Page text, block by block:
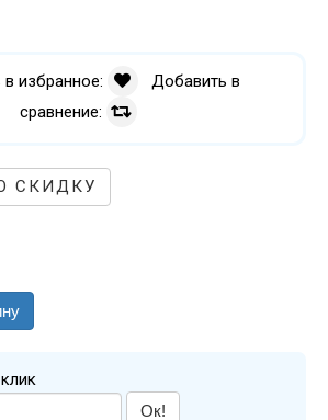
избранное:
Добавить в
сравнение:
СКИДКУ
Ок!